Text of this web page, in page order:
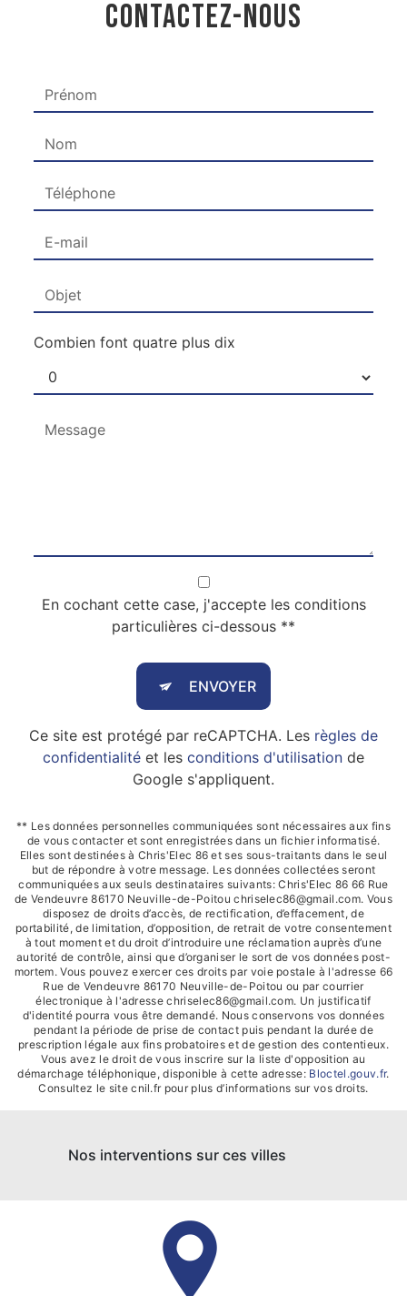
CONTACTEZ-NOUS
Combien font quatre plus dix
En cochant cette case, j'accepte les conditions
particulières ci-dessous **
ENVOYER
Ce site est protégé par reCAPTCHA. Les règles de
confidentialité et les conditions d'utilisation de
Google s'appliquent.
** Les données personnelles communiquées sont nécessaires aux fins
de vous contacter et sont enregistrées dans un fichier informatisé.
Elles sont destinées à Chris'Elec 86 et ses sous-traitants dans le seul
but de répondre à votre message. Les données collectées seront
communiquées aux seuls destinataires suivants: Chris'Elec 86 66 Rue
de Vendeuvre 86170 Neuville-de-Poitou chriselec86@gmail.com. Vous
disposez de droits d’accès, de rectification, d’effacement, de
portabilité, de limitation, d’opposition, de retrait de votre consentement
à tout moment et du droit d’introduire une réclamation auprès d’une
autorité de contrôle, ainsi que d’organiser le sort de vos données post-
mortem. Vous pouvez exercer ces droits par voie postale à l'adresse 66
Rue de Vendeuvre 86170 Neuville-de-Poitou ou par courrier
électronique à l'adresse chriselec86@gmail.com. Un justificatif
d'identité pourra vous être demandé. Nous conservons vos données
pendant la période de prise de contact puis pendant la durée de
prescription légale aux fins probatoires et de gestion des contentieux.
Vous avez le droit de vous inscrire sur la liste d'opposition au
démarchage téléphonique, disponible à cette adresse: Bloctel.gouv.fr.
Consultez le site cnil.fr pour plus d’informations sur vos droits.
Nos interventions sur ces villes